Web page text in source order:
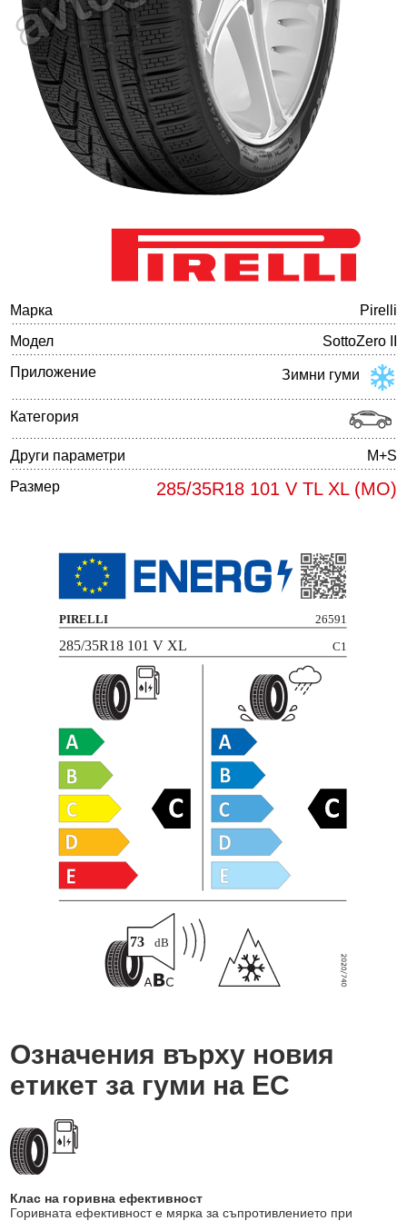
Баланс на автомобилните гуми
Марка
Pirelli
Модел
SottoZero II
Приложение
Зимни гуми
Категория
Други параметри
M+S
Размер
285/35R18 101 V TL XL (MO)
Означения върху новия
етикет за гуми на ЕС
Клас на горивна ефективност
Горивната ефективност е мярка за съпротивлението при